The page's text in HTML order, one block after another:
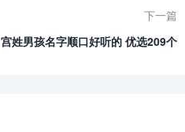
下一篇
宫姓男孩名字顺口好听的 优选209个